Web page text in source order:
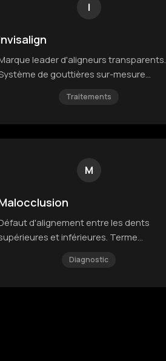
I
leader d'aligneurs transparents.
de gouttières sur-mesure
Traitements
M
d'alignement entre les dents
et inférieures. Terme
Diagnostic